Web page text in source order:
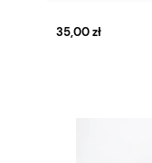
35,00 zł